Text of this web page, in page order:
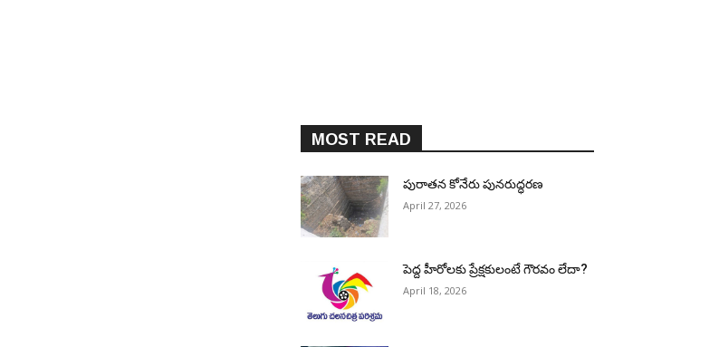
MOST READ
పురాత‌న కోనేరు పున‌రుద్ధ‌ర‌ణ
April 27, 2026
పెద్ద హీరోల‌కు ప్రేక్ష‌కులంటే గౌర‌వం లేదా?
April 18, 2026